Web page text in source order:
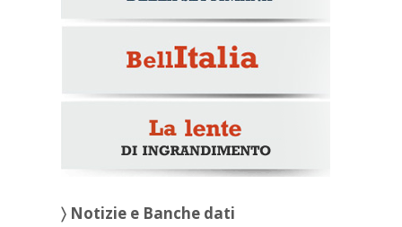
〉 Notizie e Banche dati